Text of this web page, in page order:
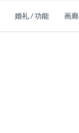
婚礼 / 功能 画廊